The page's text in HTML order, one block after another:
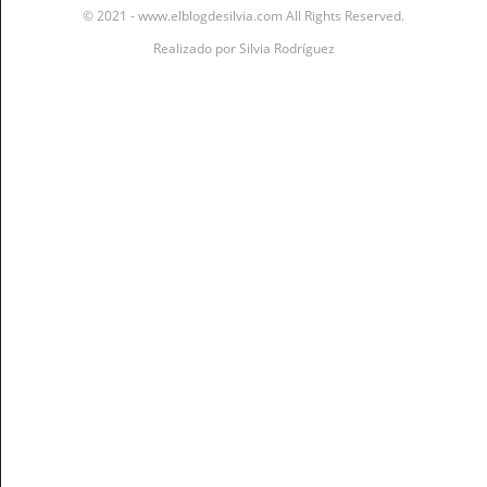
© 2021 - www.elblogdesilvia.com All Rights Reserved.
Realizado porSilvia Rodríguez